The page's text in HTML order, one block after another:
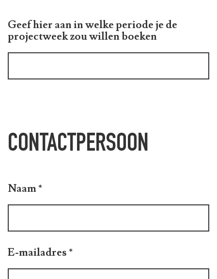
Geef hier aan in welke periode je de
projectweek zou willen boeken
CONTACTPERSOON
Naam*
E-mailadres*